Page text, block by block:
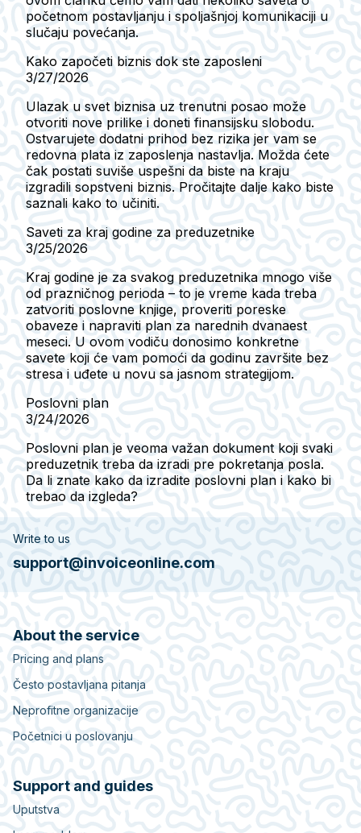
početnom postavljanju i spoljašnjoj komunikaciji u
slučaju povećanja.
Kako započeti biznis dok ste zaposleni
3/27/2026
Ulazak u svet biznisa uz trenutni posao može
otvoriti nove prilike i doneti finansijsku slobodu.
Ostvarujete dodatni prihod bez rizika jer vam se
redovna plata iz zaposlenja nastavlja. Možda ćete
čak postati suviše uspešni da biste na kraju
izgradili sopstveni biznis. Pročitajte dalje kako biste
saznali kako to učiniti.
Saveti za kraj godine za preduzetnike
3/25/2026
Kraj godine je za svakog preduzetnika mnogo više
od prazničnog perioda – to je vreme kada treba
zatvoriti poslovne knjige, proveriti poreske
obaveze i napraviti plan za narednih dvanaest
meseci. U ovom vodiču donosimo konkretne
savete koji će vam pomoći da godinu završite bez
stresa i uđete u novu sa jasnom strategijom.
Poslovni plan
3/24/2026
Poslovni plan je veoma važan dokument koji svaki
preduzetnik treba da izradi pre pokretanja posla.
Da li znate kako da izradite poslovni plan i kako bi
trebao da izgleda?
Write to us
support@invoiceonline.com
About the service
Pricing and plans
Često postavljana pitanja
Neprofitne organizacije
Početnici u poslovanju
Support and guides
Uputstva